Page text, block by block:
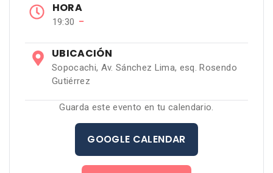
HORA
19:30 −
UBICACIÓN
Sopocachi, Av. Sánchez Lima, esq. Rosendo
Gutiérrez
Guarda este evento en tu calendario.
GOOGLE CALENDAR